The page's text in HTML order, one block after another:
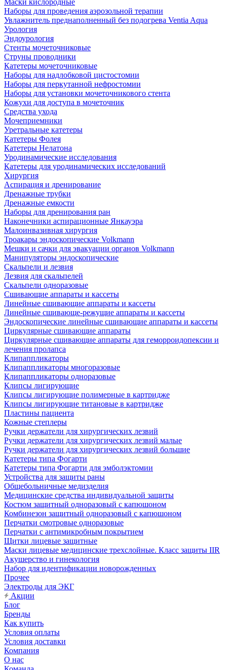
Маски кислородные
Наборы для проведения аэрозольной терапии
Увлажнитель преднаполненный без подогрева Ventia Aqua
Урология
Эндоурология
Стенты мочеточниковые
Струны проводники
Катетеры мочеточниковые
Наборы для надлобковой цистостомии
Наборы для перкутанной нефростомии
Наборы для установки мочеточникового стента
Кожухи для доступа в мочеточник
Средства ухода
Мочеприемники
Уретральные катетеры
Катетеры Фолея
Катетеры Нелатона
Уродинамические исследования
Катетеры для уродинамических исследований
Хирургия
Аспирация и дренирование
Дренажные трубки
Дренажные емкости
Наборы для дренирования ран
Наконечники аспирационные Янкауэра
Малоинвазивная хирургия
Троакары эндоскопические Volkmann
Мешки и сачки для эвакуации органов Volkmann
Манипуляторы эндоскопические
Скальпели и лезвия
Лезвия для скальпелей
Скальпели одноразовые
Сшивающие аппараты и кассеты
Линейные сшивающие аппараты и кассеты
Линейные сшивающе-режущие аппараты и кассеты
Эндоскопические линейные сшивающие аппараты и кассеты
Циркулярные сшивающие аппараты
Циркулярные сшивающие аппараты для геморроидопексии и
лечения пролапса
Клипаппликаторы
Клипаппликаторы многоразовые
Клипаппликаторы одноразовые
Клипсы лигирующие
Клипсы лигирующие полимерные в картридже
Клипсы лигирующие титановые в картридже
Пластины пациента
Кожные степлеры
Ручки держатели для хирургических лезвий
Ручки держатели для хирургических лезвий малые
Ручки держатели для хирургических лезвий большие
Катетеры типа Фогарти
Катетеры типа Фогарти для эмболэктомии
Устройства для защиты раны
Общебольничные медизделия
Медицинские средства индивидуальной защиты
Костюм защитный одноразовый с капюшоном
Комбинезон защитный одноразовый с капюшоном
Перчатки смотровые одноразовые
Перчатки с антимикробным покрытием
Щитки лицевые защитные
Маски лицевые медицинские трехслойные. Класс защиты IIR
Акушерство и гинекология
Набор для идентификации новорожденных
Прочее
Электроды для ЭКГ
Акции
Блог
Бренды
Как купить
Условия оплаты
Условия доставки
Компания
О нас